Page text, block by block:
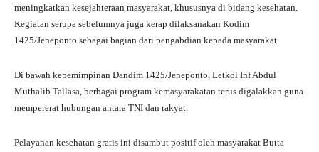
meningkatkan kesejahteraan masyarakat, khususnya di bidang kesehatan.
Kegiatan serupa sebelumnya juga kerap dilaksanakan Kodim
1425/Jeneponto sebagai bagian dari pengabdian kepada masyarakat.
Di bawah kepemimpinan Dandim 1425/Jeneponto, Letkol Inf Abdul
Muthalib Tallasa, berbagai program kemasyarakatan terus digalakkan guna
mempererat hubungan antara TNI dan rakyat.
Pelayanan kesehatan gratis ini disambut positif oleh masyarakat Butta